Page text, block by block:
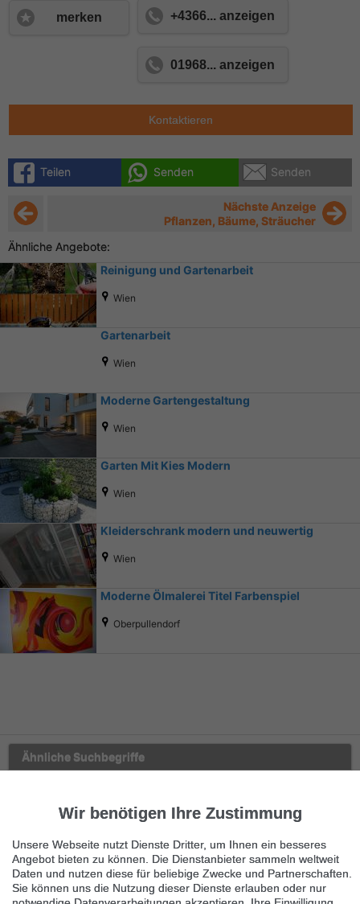
merken +4366... anzeigen
01968... anzeigen
Kontaktieren
Teilen Senden Senden
Nächste Anzeige
Pflanzen, Bäume, Sträucher
Ähnliche Angebote:
Reinigung und Gartenarbeit
Wien
Gartenarbeit
Wien
Moderne Gartengestaltung
Wien
Garten Mit Kies Modern
Wien
Kleiderschrank modern und neuwertig
Wien
Moderne Ölmalerei Titel Farbenspiel
Oberpullendorf
Ähnliche Suchbegriffe
Haus & Garten
Gartengeräte
Garten- & Gewächshäuser
Wir benötigen Ihre Zustimmung
Unsere Webseite nutzt Dienste Dritter, um Ihnen ein besseres
Angebot bieten zu können. Die Dienstanbieter sammeln weltweit
Daten und nutzen diese für beliebige Zwecke und Partnerschaften.
Sie können uns die Nutzung dieser Dienste erlauben oder nur